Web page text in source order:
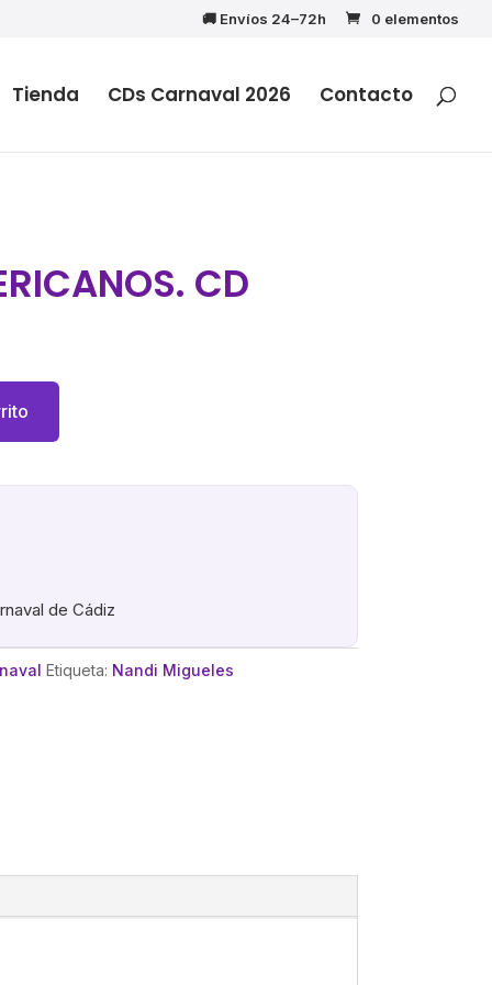
🚚 Envíos 24–72h 0 elementos
Tienda CDs Carnaval 2026 Contacto
CD
de Cádiz
Etiqueta: Nandi Migueles